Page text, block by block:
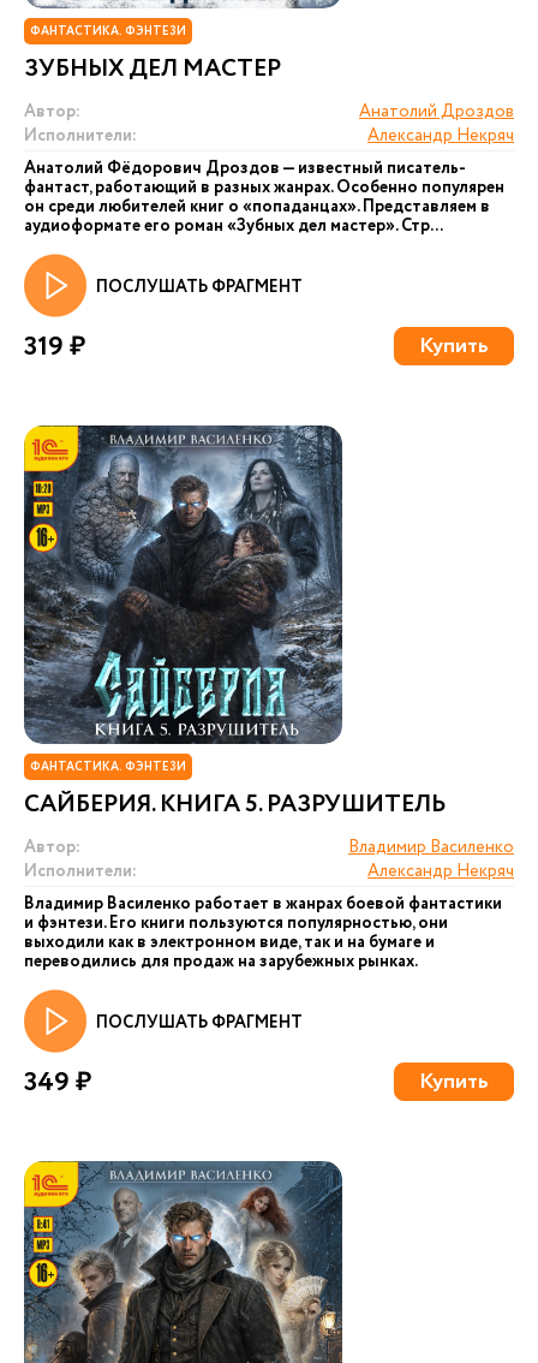
ФАНТАСТИКА. ФЭНТЕЗИ
ЗУБНЫХ ДЕЛ МАСТЕР
Автор:
Анатолий Дроздов
Исполнители:
Александр Некряч
Анатолий Фёдорович Дроздов — известный писатель-
фантаст, работающий в разных жанрах. Особенно популярен
он среди любителей книг о «попаданцах». Представляем в
аудиоформате его роман «Зубных дел мастер». Стр...
ПОСЛУШАТЬ ФРАГМЕНТ
319 ₽ Купить
ФАНТАСТИКА. ФЭНТЕЗИ
САЙБЕРИЯ. КНИГА 5. РАЗРУШИТЕЛЬ
Автор:
Владимир Василенко
Исполнители:
Александр Некряч
Владимир Василенко работает в жанрах боевой фантастики
и фэнтези. Его книги пользуются популярностью, они
выходили как в электронном виде, так и на бумаге и
переводились для продаж на зарубежных рынках.
ПОСЛУШАТЬ ФРАГМЕНТ
349 ₽ Купить